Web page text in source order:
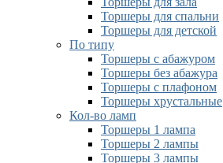
Торшеры для спальни
Торшеры для детской
По типу
Торшеры с абажуром
Торшеры без абажура
Торшеры с плафоном
Торшеры хрустальные
Кол-во ламп
Торшеры 1 лампа
Торшеры 2 лампы
Торшеры 3 лампы